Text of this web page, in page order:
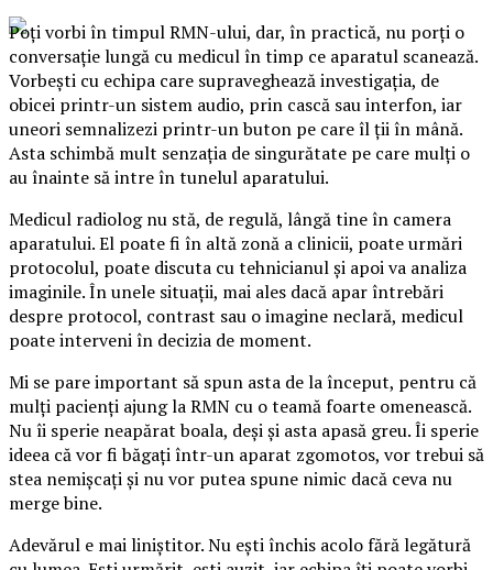
Poți vorbi în timpul RMN-ului, dar, în practică, nu porți o
conversație lungă cu medicul în timp ce aparatul scanează.
Vorbești cu echipa care supraveghează investigația, de
obicei printr-un sistem audio, prin cască sau interfon, iar
uneori semnalizezi printr-un buton pe care îl ții în mână.
Asta schimbă mult senzația de singurătate pe care mulți o
au înainte să intre în tunelul aparatului.
Medicul radiolog nu stă, de regulă, lângă tine în camera
aparatului. El poate fi în altă zonă a clinicii, poate urmări
protocolul, poate discuta cu tehnicianul și apoi va analiza
imaginile. În unele situații, mai ales dacă apar întrebări
despre protocol, contrast sau o imagine neclară, medicul
poate interveni în decizia de moment.
Mi se pare important să spun asta de la început, pentru că
mulți pacienți ajung la RMN cu o teamă foarte omenească.
Nu îi sperie neapărat boala, deși și asta apasă greu. Îi sperie
ideea că vor fi băgați într-un aparat zgomotos, vor trebui să
stea nemișcați și nu vor putea spune nimic dacă ceva nu
merge bine.
Adevărul e mai liniștitor. Nu ești închis acolo fără legătură